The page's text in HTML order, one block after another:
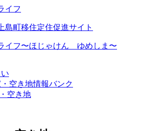
島町移住定住促進サイト
・空き地情報バンク
空き地